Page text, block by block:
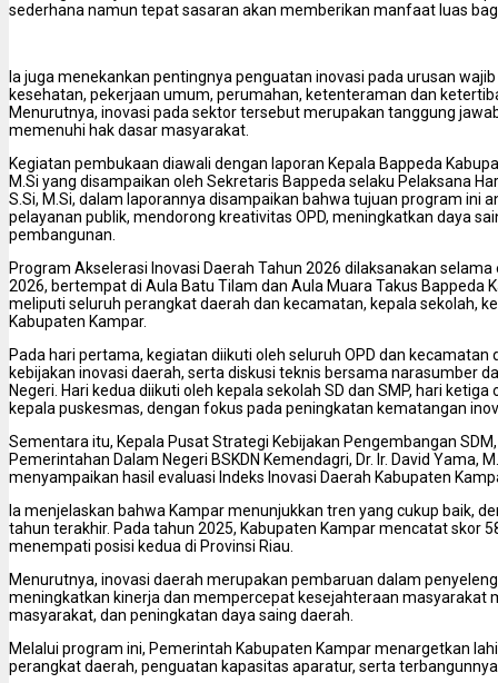
sederhana namun tepat sasaran akan memberikan manfaat luas
Ia juga menekankan pentingnya penguatan inovasi pada urusan
kesehatan, pekerjaan umum, perumahan, ketenteraman dan
Menurutnya, inovasi pada sektor tersebut merupakan tanggung
memenuhi hak dasar masyarakat.
Kegiatan pembukaan diawali dengan laporan Kepala Bappeda
M.Si yang disampaikan oleh Sekretaris Bappeda selaku Pelaksana
S.Si, M.Si, dalam laporannya disampaikan bahwa tujuan program ini
pelayanan publik, mendorong kreativitas OPD, meningkatkan daya
pembangunan.
Program Akselerasi Inovasi Daerah Tahun 2026 dilaksanakan
2026, bertempat di Aula Batu Tilam dan Aula Muara Takus Bappeda
meliputi seluruh perangkat daerah dan kecamatan, kepala sekolah,
Kabupaten Kampar.
Pada hari pertama, kegiatan diikuti oleh seluruh OPD dan
kebijakan inovasi daerah, serta diskusi teknis bersama narasumber
Negeri. Hari kedua diikuti oleh kepala sekolah SD dan SMP, hari
kepala puskesmas, dengan fokus pada peningkatan kematangan
Sementara itu, Kepala Pusat Strategi Kebijakan Pengembangan
Pemerintahan Dalam Negeri BSKDN Kemendagri, Dr. Ir. David Yama,
menyampaikan hasil evaluasi Indeks Inovasi Daerah Kabupaten
Ia menjelaskan bahwa Kampar menunjukkan tren yang cukup baik,
tahun terakhir. Pada tahun 2025, Kabupaten Kampar mencatat skor
menempati posisi kedua di Provinsi Riau.
Menurutnya, inovasi daerah merupakan pembaruan dalam
meningkatkan kinerja dan mempercepat kesejahteraan masyarakat
masyarakat, dan peningkatan daya saing daerah.
Melalui program ini, Pemerintah Kabupaten Kampar menargetkan
perangkat daerah, penguatan kapasitas aparatur, serta